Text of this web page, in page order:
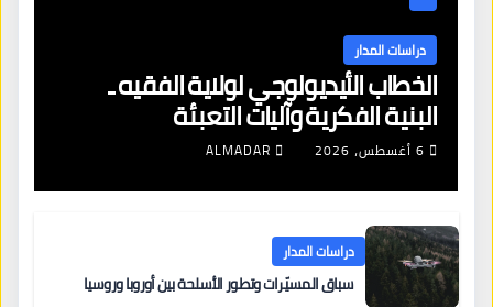
دراسات المدار
الخطاب الأيديولوجي لولاية الفقيه ـ
البنية الفكرية وآليات التعبئة
6 أغسطس، 2026 ALMADAR
دراسات المدار
سباق المسيّرات وتطور الأسلحة بين أوروبا وروسيا